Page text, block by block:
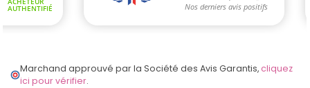
Marchand approuvé par la Société des Avis Garantis,cliquez
ici pour vérifier.